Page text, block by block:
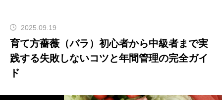
2025.09.19
育て方薔薇（バラ）初心者から中級者まで実
践する失敗しないコツと年間管理の完全ガイ
ド